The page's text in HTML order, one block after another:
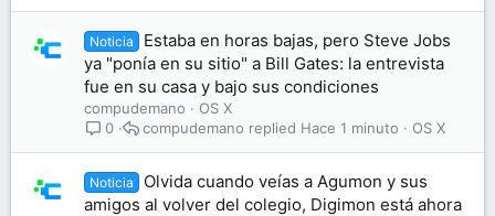
Noticia
Estaba en horas bajas, pero Steve Jobs
ya "ponía en su sitio" a Bill Gates: la entrevista
fue en su casa y bajo sus condiciones
compudemano
OS X
0
OS X
Hace 1 minuto
compudemano
Noticia
Olvida cuando veías a Agumon y sus
amigos al volver del colegio, Digimon está ahora